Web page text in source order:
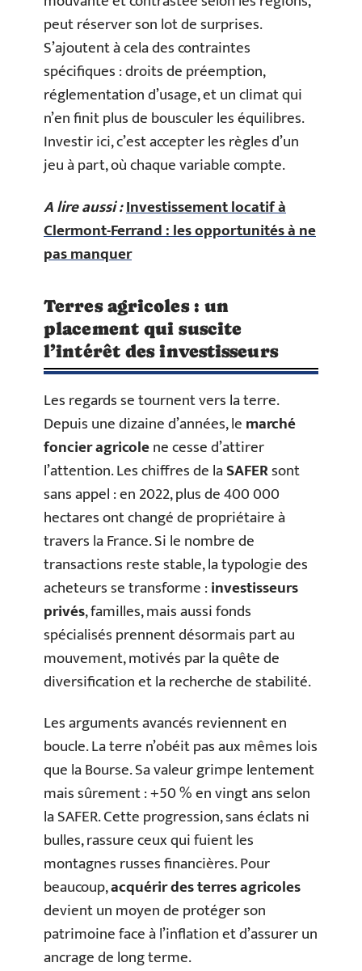
peut réserver son lot de surprises.
S’ajoutent à cela des contraintes
spécifiques : droits de préemption,
réglementation d’usage, et un climat qui
n’en finit plus de bousculer les équilibres.
Investir ici, c’est accepter les règles d’un
jeu à part, où chaque variable compte.
A lire aussi :Investissement locatif à
Clermont-Ferrand : les opportunités à ne
pas manquer
Terres agricoles : un
placement qui suscite
l’intérêt des investisseurs
Les regards se tournent vers la terre.
Depuis une dizaine d’années, lemarché
foncier agricolene cesse d’attirer
l’attention. Les chiffres de laSAFERsont
sans appel : en 2022, plus de 400 000
hectares ont changé de propriétaire à
travers la France. Si le nombre de
transactions reste stable, la typologie des
acheteurs se transforme :investisseurs
privés, familles, mais aussi fonds
spécialisés prennent désormais part au
mouvement, motivés par la quête de
diversification et la recherche de stabilité.
Les arguments avancés reviennent en
boucle. La terre n’obéit pas aux mêmes lois
que la Bourse. Sa valeur grimpe lentement
mais sûrement : +50 % en vingt ans selon
la SAFER. Cette progression, sans éclats ni
bulles, rassure ceux qui fuient les
montagnes russes financières. Pour
beaucoup,acquérir des terres agricoles
devient un moyen de protéger son
patrimoine face à l’inflation et d’assurer un
ancrage de long terme.